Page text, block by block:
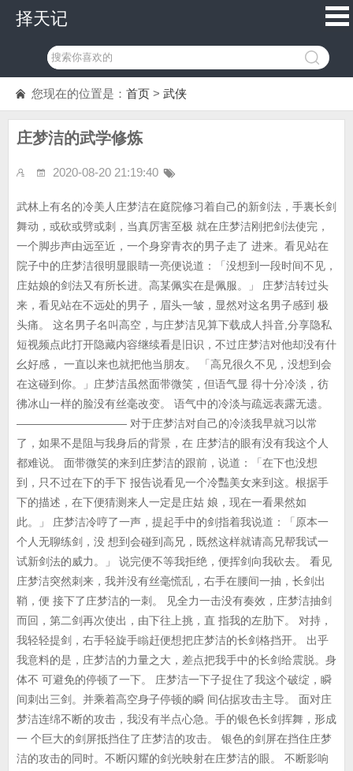
择天记
您现在的位置是： 首页 > 武侠
庄梦洁的武学修炼
2020-08-20 21:19:40
武林上有名的冷美人庄梦洁在庭院修习着自己的新剑法，手裏长剑
舞动，或砍或劈或刺，当真厉害至极 就在庄梦洁刚把剑法使完，
一个脚步声由远至近，一个身穿青衣的男子走了 进来。看见站在
院子中的庄梦洁很明显眼睛一亮便说道：「没想到一段时间不见，
庄姑娘的剑法又有所长进。高某佩实在是佩服。」 庄梦洁转过头
来，看见站在不远处的男子，眉头一皱，显然对这名男子感到 极
头痛。 这名男子名叫高空，与庄梦洁见算下载成人抖音,分享隐私
短视频点此打开隐藏内容继续看是旧识，不过庄梦洁对他却没有什
幺好感， 一直以来也就把他当朋友。 「高兄很久不见，没想到会
在这碰到你。」庄梦洁虽然面带微笑，但语气显 得十分冷淡，彷
彿冰山一样的脸没有丝毫改变。 语气中的冷淡与疏远表露无遗。
—————————— 对于庄梦洁对自己的冷淡我早就习以常
了，如果不是阻与我身后的背景，在 庄梦洁的眼有没有我这个人
都难说。 面带微笑的来到庄梦洁的跟前，说道：「在下也没想
到，只不过在下的手下 报告说看见一个冷豔美女来到这。根据手
下的描述，在下便猜测来人一定是庄姑 娘，现在一看果然如
此。」 庄梦洁冷哼了一声，提起手中的剑指着我说道：「原本一
个人无聊练剑，没 想到会碰到高兄，既然这样就请高兄帮我试一
试新剑法的威力。」 说完便不等我拒绝，便挥剑向我砍去。 看见
庄梦洁突然刺来，我并没有丝毫慌乱，右手在腰间一抽，长剑出
鞘，便 接下了庄梦洁的一刺。 见全力一击没有奏效，庄梦洁抽剑
而回，第二剑再次使出，由下往上挑，直 指我的左肋下。 对持，
我轻轻提剑，右手轻旋手瞈赶便想把庄梦洁的长剑格挡开。 出乎
我意料的是，庄梦洁的力量之大，差点把我手中的长剑给震脱。身
体不 可避免的停顿了一下。 庄梦洁一下子捉住了我这个破绽，瞬
间刺出三剑。并乘着高空身子停顿的瞬 间佔据攻击主导。 面对庄
梦洁连绵不断的攻击，我没有半点心急。手的银色长剑挥舞，形成
一 个巨大的剑屏抵挡住了庄梦洁的攻击。 银色的剑屏在挡住庄梦
洁的攻击的同时。不断闪耀的剑光映射在庄梦洁的眼。 不断影响